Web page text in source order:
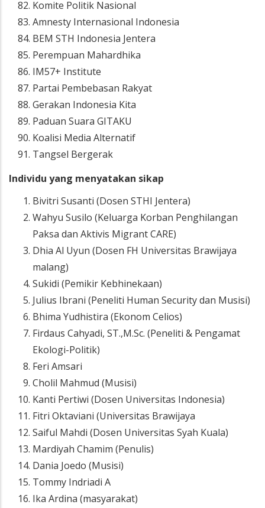
Komite Politik Nasional
Amnesty Internasional Indonesia
BEM STH Indonesia Jentera
Perempuan Mahardhika
IM57+ Institute
Partai Pembebasan Rakyat
Gerakan Indonesia Kita
Paduan Suara GITAKU
Koalisi Media Alternatif
Tangsel Bergerak
Individu yang menyatakan sikap
Bivitri Susanti (Dosen STHI Jentera)
Wahyu Susilo (Keluarga Korban Penghilangan
Paksa dan Aktivis Migrant CARE)
Dhia Al Uyun (Dosen FH Universitas Brawijaya
malang)
Sukidi (Pemikir Kebhinekaan)
Julius Ibrani (Peneliti Human Security dan Musisi)
Bhima Yudhistira (Ekonom Celios)
Firdaus Cahyadi, ST.,M.Sc. (Peneliti & Pengamat
Ekologi-Politik)
Feri Amsari
Cholil Mahmud (Musisi)
Kanti Pertiwi (Dosen Universitas Indonesia)
Fitri Oktaviani (Universitas Brawijaya
Saiful Mahdi (Dosen Universitas Syah Kuala)
Mardiyah Chamim (Penulis)
Dania Joedo (Musisi)
Tommy Indriadi A
Ika Ardina (masyarakat)